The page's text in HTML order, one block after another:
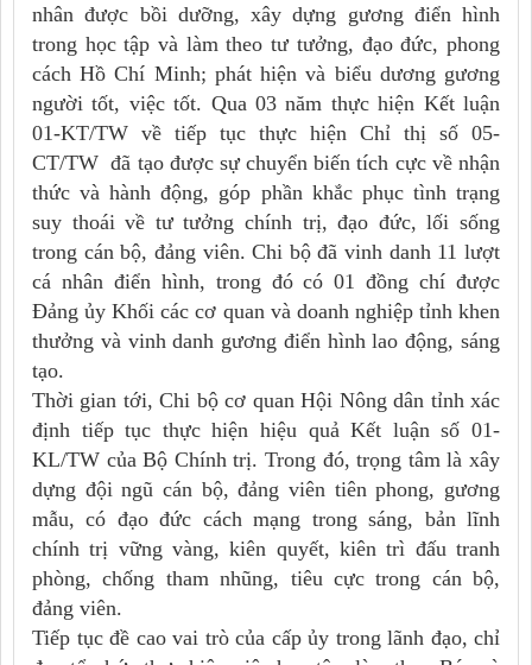
nhân được bồi dưỡng, xây dựng gương điển hình
trong học tập và làm theo tư tưởng, đạo đức, phong
cách Hồ Chí Minh; phát hiện và biểu dương gương
người tốt, việc tốt. Qua 03 năm thực hiện Kết luận
01-KT/TW về tiếp tục thực hiện Chỉ thị số 05-
CT/TW đã tạo được sự chuyển biến tích cực về nhận
thức và hành động, góp phần khắc phục tình trạng
suy thoái về tư tưởng chính trị, đạo đức, lối sống
trong cán bộ, đảng viên. Chi bộ đã vinh danh 11 lượt
cá nhân điển hình, trong đó có 01 đồng chí được
Đảng ủy Khối các cơ quan và doanh nghiệp tỉnh khen
thưởng và vinh danh gương điển hình lao động, sáng
tạo.
Thời gian tới, Chi bộ cơ quan Hội Nông dân tỉnh xác
định tiếp tục thực hiện hiệu quả Kết luận số 01-
KL/TW của Bộ Chính trị. Trong đó, trọng tâm là xây
dựng đội ngũ cán bộ, đảng viên tiên phong, gương
mẫu, có đạo đức cách mạng trong sáng, bản lĩnh
chính trị vững vàng, kiên quyết, kiên trì đấu tranh
phòng, chống tham nhũng, tiêu cực trong cán bộ,
đảng viên.
Tiếp tục đề cao vai trò của cấp ủy trong lãnh đạo, chỉ